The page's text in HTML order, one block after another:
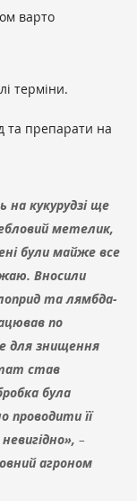
варто
терміни.
та препарати на
на кукурудзі ще
метелик,
були майже все
Вносили
та лямбда-
по
для знищення
став
була
проводити її
–
агроном